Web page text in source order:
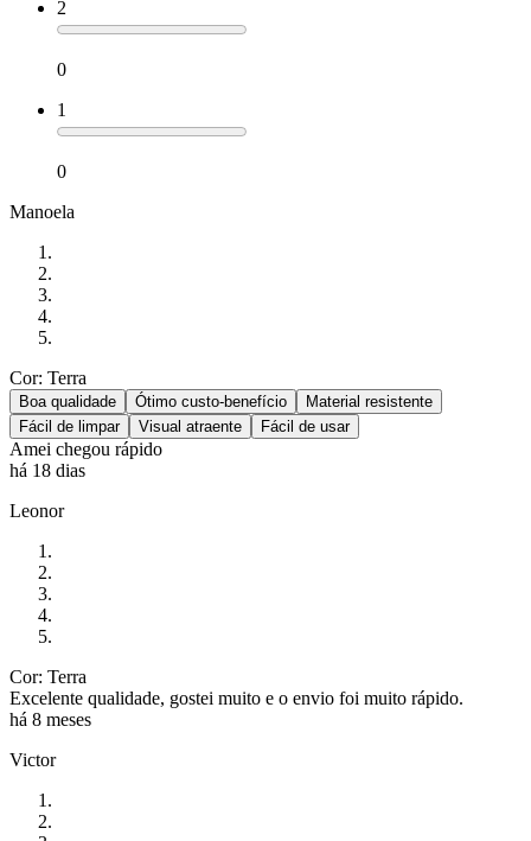
2
0
1
0
Manoela
Cor: Terra
Boa qualidade Ótimo custo-benefício
Material resistente
Fácil de limpar
Visual atraente Fácil de usar
Amei chegou rápido
há 18 dias
Leonor
Cor: Terra
Excelente qualidade, gostei muito e o envio foi muito rápido.
há 8 meses
Victor